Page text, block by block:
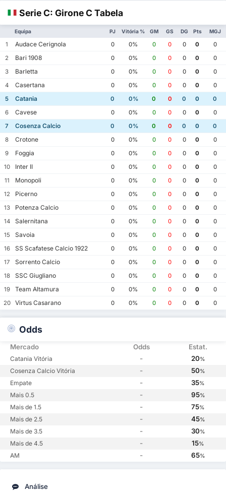
Serie C: Girone C Tabela
Equipa PJ Vitória % GM GS DG Pts MGJ
1 Audace Cerignola 0 0% 0 0 0 0
0
2
Bari 1908 0 0% 0 0 0 0
0
3
Barletta 0 0% 0 0 0 0
0
4
Casertana 0 0% 0 0 0 0
0
5
Catania 0 0% 0 0 0 0
0
6
Cavese 0 0% 0 0 0 0
0
7
Cosenza Calcio 0 0% 0 0 0 0
0
8
Crotone 0 0% 0 0 0 0
0
9
Foggia 0 0% 0 0 0 0
0
10
Inter II 0 0% 0 0 0 0
0
11
Monopoli 0 0% 0 0 0 0
0
12
Picerno 0 0% 0 0 0 0
0
13
Potenza Calcio 0 0% 0 0 0 0
0
14
Salernitana 0 0% 0 0 0 0
0
15
Savoia 0 0% 0 0 0 0
0
16
SS Scafatese Calcio 1922 0 0% 0 0 0 0
0
17
Sorrento Calcio 0 0% 0 0 0 0
0
18
SSC Giugliano 0 0% 0 0 0 0
0
19
Team Altamura 0 0% 0 0 0 0
0
20
Virtus Casarano 0 0% 0 0 0 0 0
Odds
Mercado Odds Estat.
Catania Vitória - 20%
Cosenza Calcio Vitória - 50%
Empate - 35%
Mais 0.5 - 95%
Mais de 1.5 - 75%
Mais de 2.5 - 45%
Mais de 3.5 - 30%
Mais de 4.5 - 15%
AM - 65%
Análise